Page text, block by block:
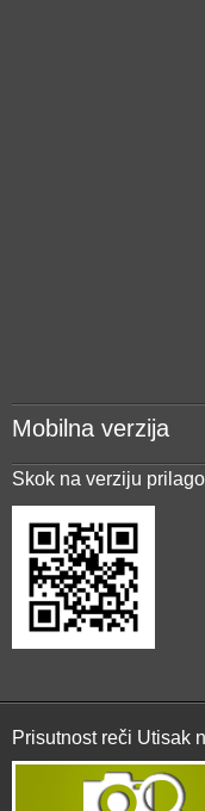
Mobilna verzija
Skok na verziju
Prisutnost reči Utisak